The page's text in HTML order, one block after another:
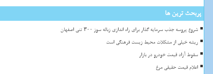
پربحث ترین ها
شروع پروسه جذب سرمایه گذار برای راه اندازی زباله سوز ۳۰۰ تنی اصفهان
ریشه خیلی از مشکلات محیط زیست فرهنگی است
سقوط آزاد قیمت خودرو در بازار
اعلام قیمت حقیقی مرغ